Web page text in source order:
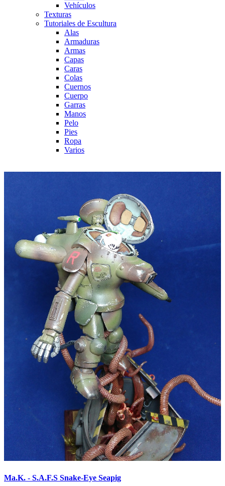
Vehí­culos
Texturas
Tutoriales de Escultura
Alas
Armaduras
Armas
Capas
Caras
Colas
Cuernos
Cuerpo
Garras
Manos
Pelo
Pies
Ropa
Varios
Ma.K. - S.A.F.S Snake-Eye Seapig